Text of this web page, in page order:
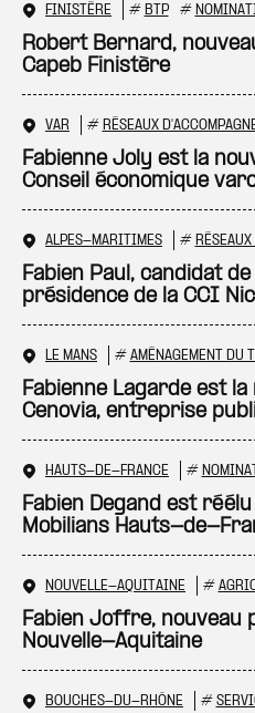
FINISTÈRE # BTP #
Robert Bernard,
Capeb Finistère
VAR # RÉSEAUX
Fabienne Joly est la
Conseil économique
ALPES-MARITIMES #
Fabien Paul, candidat
présidence de la CCI
LE MANS # AMÉNAGEMENT DU
Fabienne Lagarde est
Cenovia, entreprise
HAUTS-DE-FRANCE #
Fabien Degand est
Mobilians Hauts-de-
NOUVELLE-AQUITAINE #
Fabien Joffre, nouveau
Nouvelle-Aquitaine
BOUCHES-DU-RHÔNE #